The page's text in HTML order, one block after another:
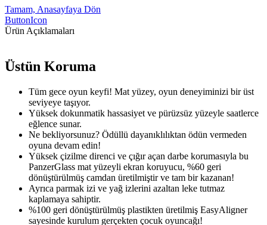
Tamam, Anasayfaya Dön
ButtonIcon
Ürün Açıklamaları
Üstün Koruma
Tüm gece oyun keyfi! Mat yüzey, oyun deneyiminizi bir üst
seviyeye taşıyor.
Yüksek dokunmatik hassasiyet ve pürüzsüz yüzeyle saatlerce
eğlence sunar.
Ne bekliyorsunuz? Ödüllü dayanıklılıktan ödün vermeden
oyuna devam edin!
Yüksek çizilme direnci ve çığır açan darbe korumasıyla bu
PanzerGlass mat yüzeyli ekran koruyucu, %60 geri
dönüştürülmüş camdan üretilmiştir ve tam bir kazanan!
Ayrıca parmak izi ve yağ izlerini azaltan leke tutmaz
kaplamaya sahiptir.
%100 geri dönüştürülmüş plastikten üretilmiş EasyAligner
sayesinde kurulum gerçekten çocuk oyuncağı!